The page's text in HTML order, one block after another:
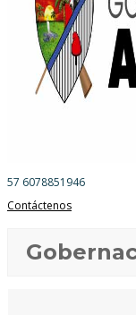
57 6078851946
Contáctenos